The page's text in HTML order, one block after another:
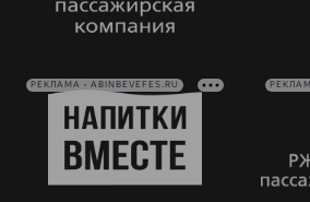
РЕКЛАМА • ABINBEVEFES.RU